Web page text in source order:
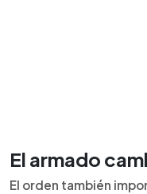
El armado
El orden también